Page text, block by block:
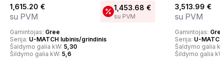
1,615.20 €
su PVM
1,453.68 €
su PVM
Gamintojas: Gree
Serija: U-MATCH lubinis/grindinis
Šaldymo galia kW: 5,30
Šildymo galia kW: 5,6
3,513.99 €
su PVM
Gamintojas:
Serija: U-
Šaldymo galia
Šildymo galia